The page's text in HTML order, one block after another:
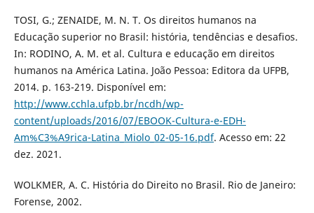
TOSI, G.; ZENAIDE, M. N. T. Os direitos humanos na
Educação superior no Brasil: história, tendências e desafios.
In: RODINO, A. M. et al. Cultura e educação em direitos
humanos na América Latina. João Pessoa: Editora da UFPB,
2014. p. 163-219. Disponível em:
http://www.cchla.ufpb.br/ncdh/wp-
content/uploads/2016/07/EBOOK-Cultura-e-EDH-
Am%C3%A9rica-Latina_Miolo_02-05-16.pdf. Acesso em: 22
dez. 2021.
WOLKMER, A. C. História do Direito no Brasil. Rio de Janeiro:
Forense, 2002.